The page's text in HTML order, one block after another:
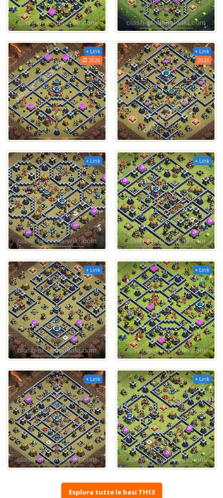
+ Link
2026
+ Link
2026
+ Link + Link
+ Link + Link
+ Link + Link
Esplora tutte le basi TH13